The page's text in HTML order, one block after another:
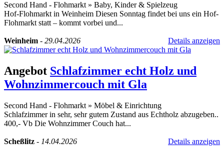
Second Hand - Flohmarkt » Baby, Kinder & Spielzeug
Hof-Flohmarkt in Weinheim Diesen Sonntag findet bei uns ein Hof-
Flohmarkt statt – kommt vorbei und...
Weinheim - 29.04.2026 Details anzeigen
Angebot Schlafzimmer echt Holz und
Wohnzimmercouch mit Gla
Second Hand - Flohmarkt » Möbel & Einrichtung
Schlafzimmer in sehr, sehr gutem Zustand aus Echtholz abzugeben..
400,- Vb Die Wohnzimmer Couch hat...
Scheßlitz - 14.04.2026 Details anzeigen